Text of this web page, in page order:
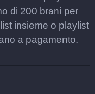
di 200 brani per
insieme o playlist
a pagamento.